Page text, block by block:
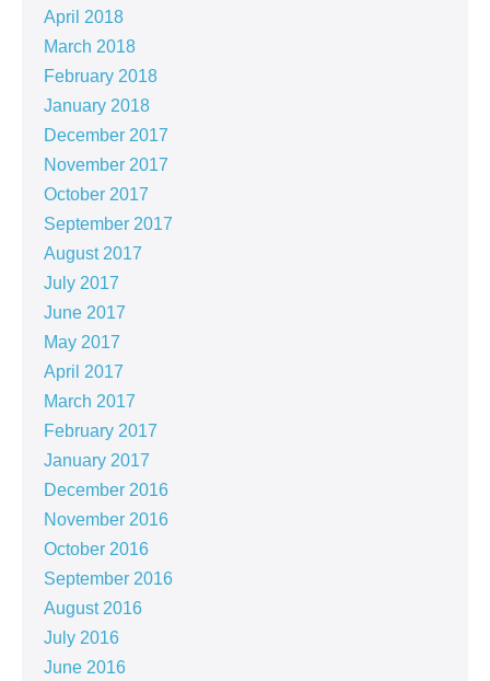
April 2018
March 2018
February 2018
January 2018
December 2017
November 2017
October 2017
September 2017
August 2017
July 2017
June 2017
May 2017
April 2017
March 2017
February 2017
January 2017
December 2016
November 2016
October 2016
September 2016
August 2016
July 2016
June 2016